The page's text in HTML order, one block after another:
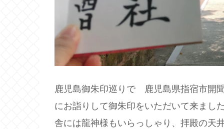
鹿児島御朱印巡りで 鹿児島県指宿市開
にお詣りして御朱印をいただいて来まし
舎には龍神様もいらっしゃり、拝殿の